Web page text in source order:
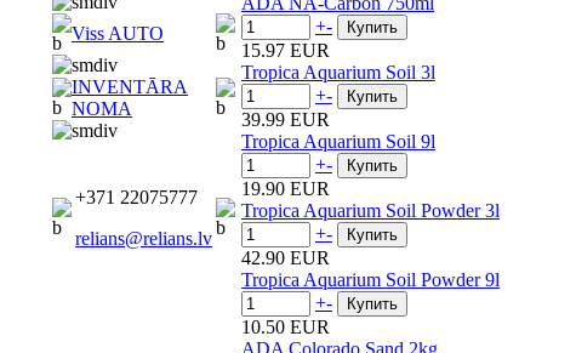
Viss AUTO
INVENTĀRA
NOMA
+371 22075777
relians@relians.lv
+-
15.97 EUR
Tropica Aquarium Soil 3l
+-
39.99 EUR
Tropica Aquarium Soil 9l
+-
19.90 EUR
Tropica Aquarium Soil Powder 3l
+-
42.90 EUR
Tropica Aquarium Soil Powder 9l
+-
10.50 EUR
ADA Colorado Sand 2kg